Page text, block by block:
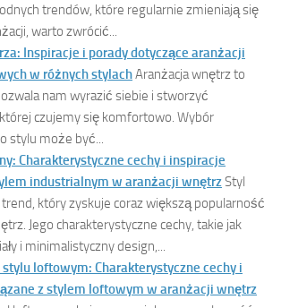
trendów, które regularnie zmieniają się
warto zwrócić...
Inspiracje i porady dotyczące aranżacji
w różnych stylachAranżacja wnętrz to
nam wyrazić siebie i stworzyć
czujemy się komfortowo. Wybór
stylu może być...
Charakterystyczne cechy i inspiracje
industrialnym w aranżacji wnętrzStyl
który zyskuje coraz większą popularność
Jego charakterystyczne cechy, takie jak
i minimalistyczny design,...
loftowym: Charakterystyczne cechy i
z stylem loftowym w aranżacji wnętrz